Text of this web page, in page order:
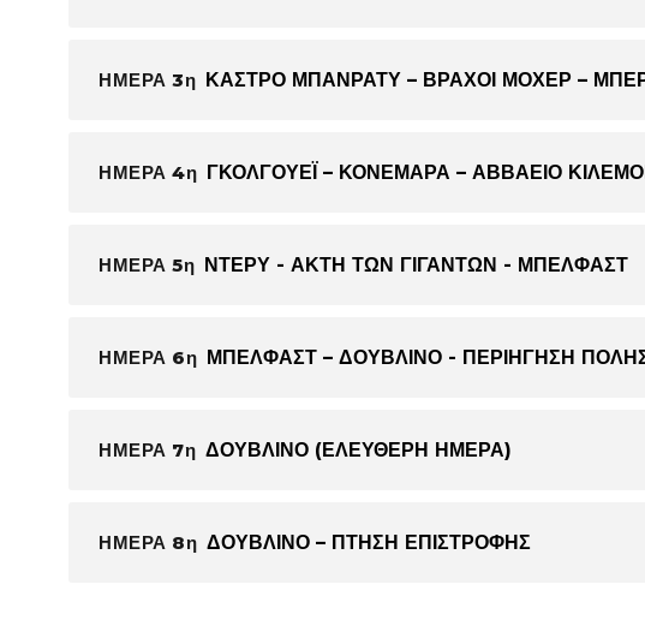
ΗΜΕΡΑ 3η ΚΑΣΤΡΟ ΜΠΑΝΡΑΤΥ – ΒΡΑΧΟΙ ΜΟΧΕΡ –
ΗΜΕΡΑ 4η ΓΚΟΛΓΟΥΕΪ – ΚΟΝΕΜΑΡΑ – ΑΒΒΑΕΙΟ
ΗΜΕΡΑ 5η ΝΤΕΡΥ - ΑΚΤΗ ΤΩΝ ΓΙΓΑΝΤΩΝ - ΜΠΕΛΦΑΣΤ
ΗΜΕΡΑ 6η ΜΠΕΛΦΑΣΤ – ΔΟΥΒΛΙΝΟ - ΠΕΡΙΗΓΗΣΗ
ΗΜΕΡΑ 7η ΔΟΥΒΛΙΝΟ (ΕΛΕΥΘΕΡΗ ΗΜΕΡΑ)
ΗΜΕΡΑ 8η ΔΟΥΒΛΙΝΟ – ΠΤΗΣΗ ΕΠΙΣΤΡΟΦΗΣ